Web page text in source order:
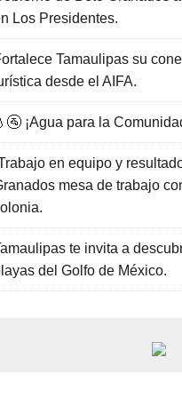
Los Presidentes.
Tamaulipas su
desde el AIFA.
¡Agua para la
en equipo y
mesa de trabajo
te invita a
del Golfo de México.